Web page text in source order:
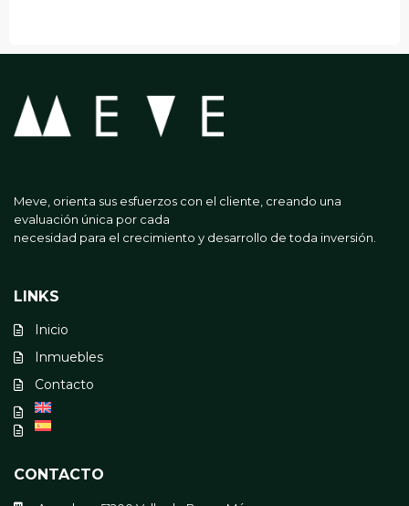
Meve, orienta sus esfuerzos con el cliente, creando una
evaluación única por cada
necesidad para el crecimiento y desarrollo de toda inversión.
LINKS
Inicio
Inmuebles
Contacto
CONTACTO